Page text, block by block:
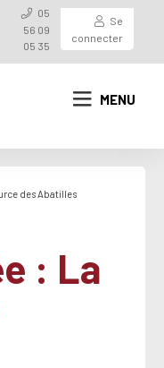
05
56 09
05 35
Se
connecter
MENU
des Abatilles
: La